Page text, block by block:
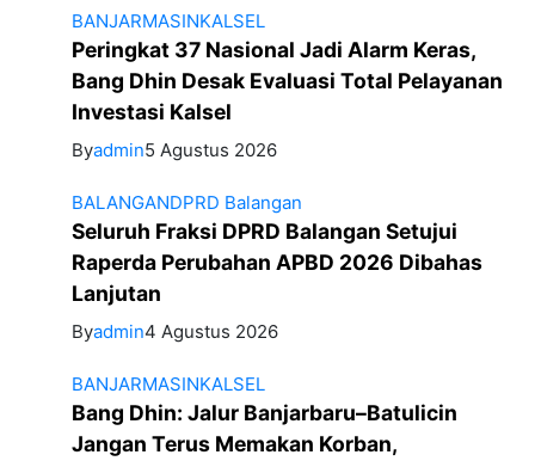
BANJARMASINKALSEL
Peringkat 37 Nasional Jadi Alarm Keras,
Bang Dhin Desak Evaluasi Total Pelayanan
Investasi Kalsel
Byadmin5 Agustus 2026
BALANGANDPRD Balangan
Seluruh Fraksi DPRD Balangan Setujui
Raperda Perubahan APBD 2026 Dibahas
Lanjutan
Byadmin4 Agustus 2026
BANJARMASINKALSEL
Bang Dhin: Jalur Banjarbaru–Batulicin
Jangan Terus Memakan Korban,